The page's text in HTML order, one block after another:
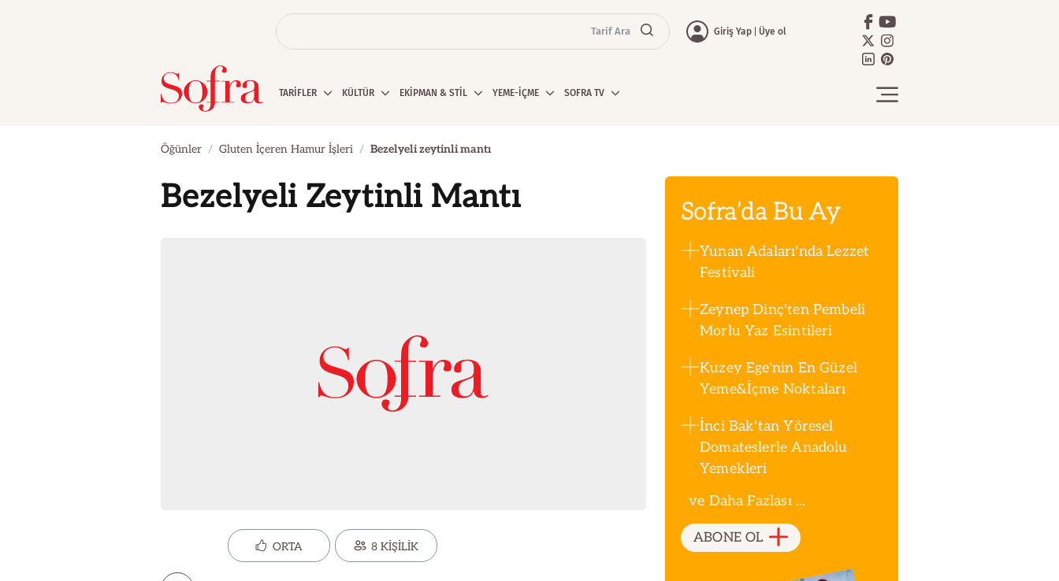
Tarif Ara Giriş Yap Üye ol
TARİFLER KÜLTÜR EKİPMAN & STİL YEME-İÇME SOFRA TV
Öğünler Gluten İçeren Hamur İşleri Bezelyeli zeytinli mantı
Bezelyeli Zeytinli Mantı
ORTA 8 KİŞİLİK
Sofra’da Bu Ay
Yunan Adaları'nda Lezzet
Festivali
Zeynep Dinç'ten Pembeli
Morlu Yaz Esintileri
Kuzey Ege'nin En Güzel
Yeme&İçme Noktaları
İnci Bak'tan Yöresel
Domateslerle Anadolu
Yemekleri
ve Daha Fazlası ...
ABONE OL